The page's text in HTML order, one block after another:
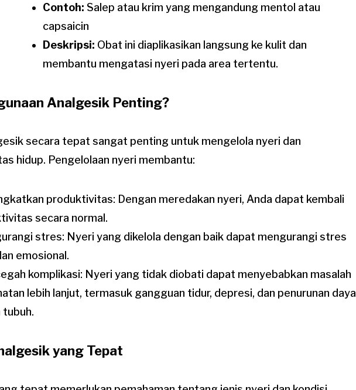
Contoh: Salep atau krim yang mengandung mentol atau
capsaicin
Deskripsi: Obat ini diaplikasikan langsung ke kulit dan
membantu mengatasi nyeri pada area tertentu.
Analgesik Penting?
secara tepat sangat penting untuk mengelola nyeri dan
hidup. Pengelolaan nyeri membantu:
produktivitas: Dengan meredakan nyeri, Anda dapat kembali
secara normal.
stres: Nyeri yang dikelola dengan baik dapat mengurangi stres
emosional.
komplikasi: Nyeri yang tidak diobati dapat menyebabkan masalah
lebih lanjut, termasuk gangguan tidur, depresi, dan penurunan daya
tubuh.
yang Tepat